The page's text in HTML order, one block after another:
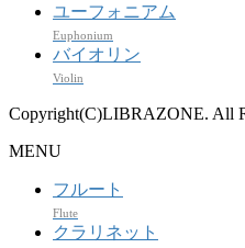
ユーフォニアム
Euphonium
バイオリン
Violin
Copyright(C)LIBRAZONE. All
MENU
フルート
Flute
クラリネット